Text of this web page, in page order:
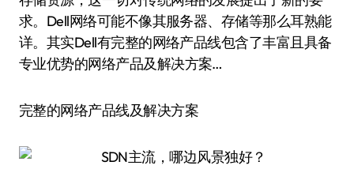
求。Dell网络可能不像其服务器、存储等那么耳熟能
详。其实Dell有完整的网络产品线包含了丰富且具备
专业优势的网络产品及解决方案…
完整的网络产品线及解决方案